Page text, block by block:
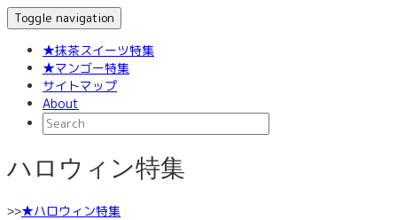
Toggle navigation
★抹茶スイーツ特集
★マンゴー特集
サイトマップ
About
ハロウィン特集
>>★ハロウィン特集